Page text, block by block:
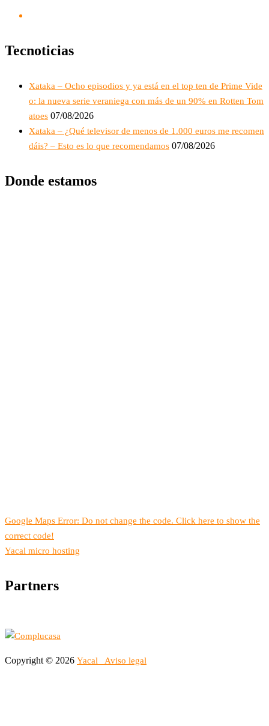
Tecnoticias
Xataka – Ocho episodios y ya está en el top ten de Prime Vide
o: la nueva serie veraniega con más de un 90% en Rotten Tom
atoes 07/08/2026
Xataka – ¿Qué televisor de menos de 1.000 euros me recomen
dáis? – Esto es lo que recomendamos 07/08/2026
Donde estamos
Google Maps Error: Do not change the code. Click here to show the
correct code!
Yacal micro hosting
Partners
Copyright © 2026 Yacal Aviso legal